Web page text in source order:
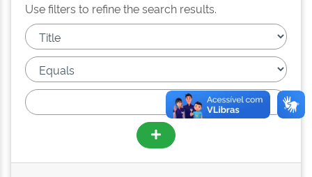
Use filters to refine the search results.